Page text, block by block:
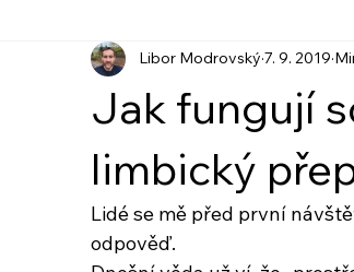
Jak fungují
limbický
Libor Modrovský 7. 9. 2019
Lidé se mě před první
odpověď.